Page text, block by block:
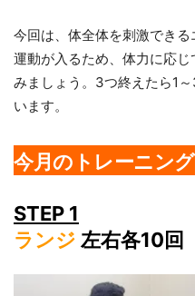
今回は、体全体を刺激でき
運動が入るため、体力に応
みましょう。3つ終えたら1
います。
今月のトレーニング
STEP 1
ランジ 左右各10回